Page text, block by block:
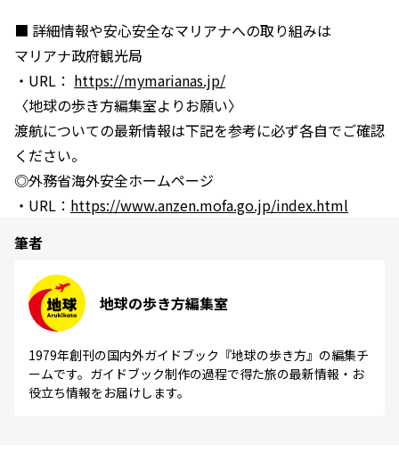
■ 詳細情報や安心安全なマリアナへの取り組みは
マリアナ政府観光局
・URL： https://mymarianas.jp/
〈地球の歩き方編集室よりお願い〉
渡航についての最新情報は下記を参考に必ず各自でご確認
ください。
◎外務省海外安全ホームページ
・URL： https://www.anzen.mofa.go.jp/index.html
筆者
地球の歩き方編集室
1979年創刊の国内外ガイドブック『地球の歩き方』の編集チ
ームです。ガイドブック制作の過程で得た旅の最新情報・お
役立ち情報をお届けします。